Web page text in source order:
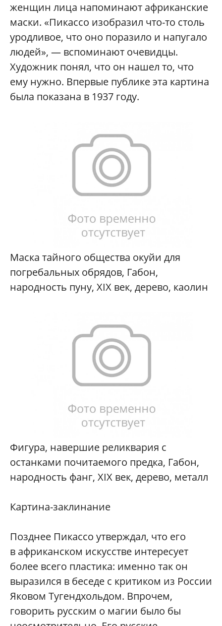
женщин лица напоминают африканские
маски. «Пикассо изобразил что-то столь
уродливое, что оно поразило и напугало
людей», — вспоминают очевидцы.
Художник понял, что он нашел то, что
ему нужно. Впервые публике эта картина
была показана в 1937 году.
Маска тайного общества окуйи для
погребальных обрядов, Габон,
народность пуну, XIX век, дерево, каолин
Фигура, навершие реликвария с
останками почитаемого предка, Габон,
народность фанг, XIX век, дерево, металл
Картина-заклинание
Позднее Пикассо утверждал, что его
в африканском искусстве интересует
более всего пластика: именно так он
выразился в беседе с критиком из России
Яковом Тугендхольдом. Впрочем,
говорить русским о магии было бы